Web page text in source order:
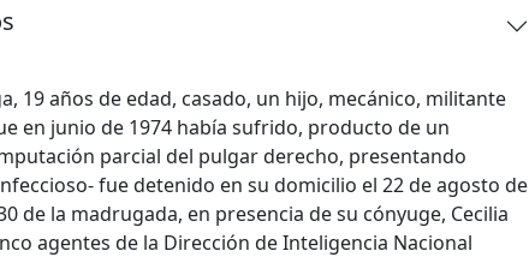
19 años de edad, casado, un hijo, mecánico, militante
en junio de 1974 había sufrido, producto de un
parcial del pulgar derecho, presentando
fue detenido en su domicilio el 22 de agosto de
de la madrugada, en presencia de su cónyuge, Cecilia
agentes de la Dirección de Inteligencia Nacional